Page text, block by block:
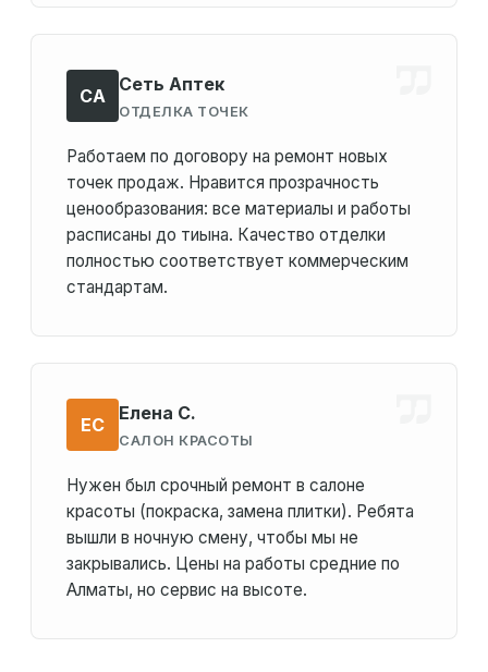
СА
Сеть Аптек
ОТДЕЛКА ТОЧЕК
Работаем по договору на ремонт новых
точек продаж. Нравится прозрачность
ценообразования: все материалы и работы
расписаны до тиына. Качество отделки
полностью соответствует коммерческим
стандартам.
ЕС
Елена С.
САЛОН КРАСОТЫ
Нужен был срочный ремонт в салоне
красоты (покраска, замена плитки). Ребята
вышли в ночную смену, чтобы мы не
закрывались. Цены на работы средние по
Алматы, но сервис на высоте.